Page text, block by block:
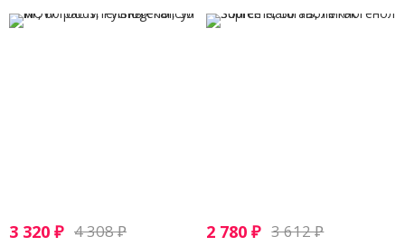
3 320 ₽ 4 308₽ 2 780₽ 3 612₽